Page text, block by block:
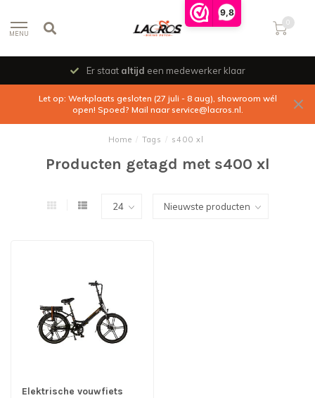
9,8
MENU
0
Er staat altijd een medewerker klaar
Let op: Werkplaats gesloten (27 juli - 8 aug), showroom wél
open! Spoed? Mail naarservice@lacros.nl.
Home / Tags / s400 xl
Producten getagd met s400 xl
Elektrische vouwfiets